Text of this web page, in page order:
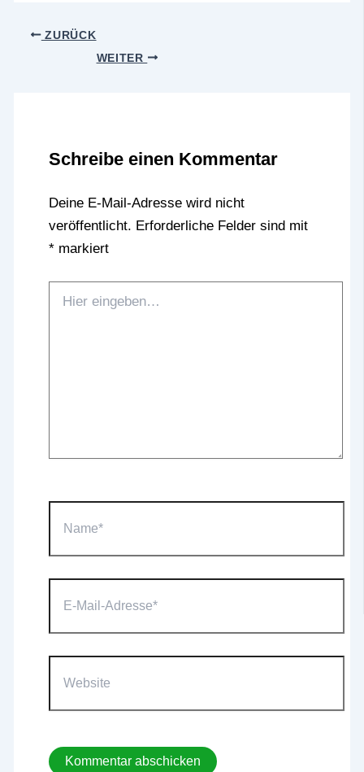
ZURÜCK
WEITER
Schreibe einen Kommentar
Deine E-Mail-Adresse wird nicht
veröffentlicht. Erforderliche Felder sind mit
*markiert
eingeben…
Mail-